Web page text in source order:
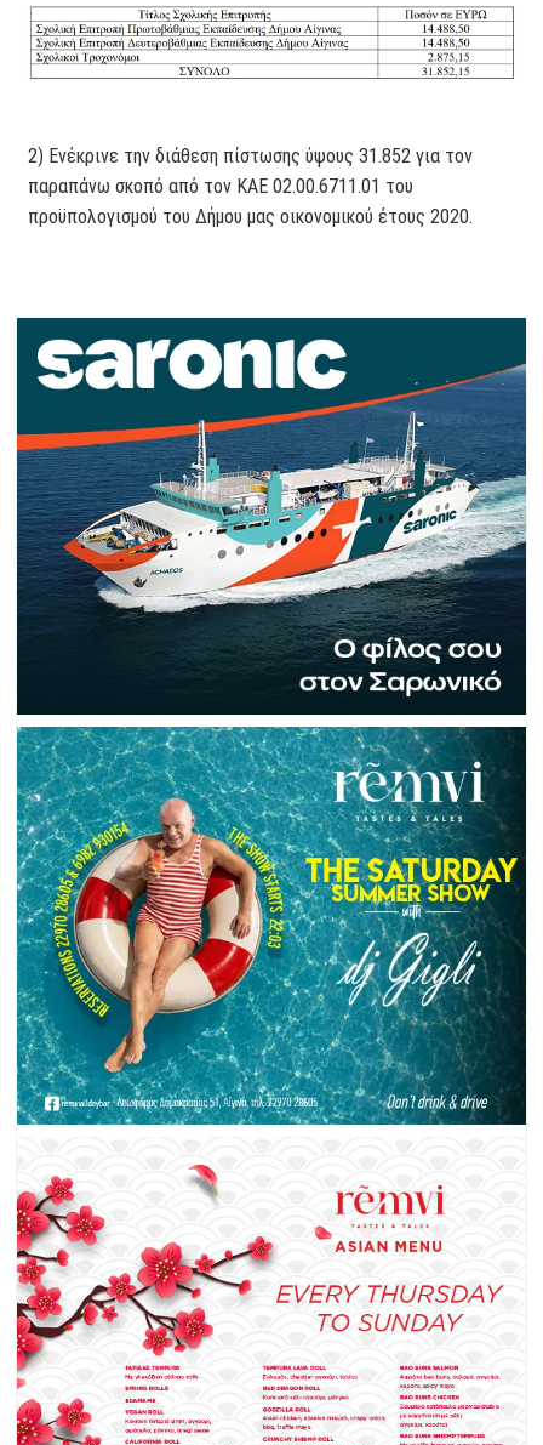
2) Ενέκρινε την διάθεση πίστωσης ύψους 31.852 για τον
παραπάνω σκοπό από τον ΚΑΕ 02.00.6711.01 του
προϋπολογισμού του Δήμου μας οικονομικού έτους 2020.